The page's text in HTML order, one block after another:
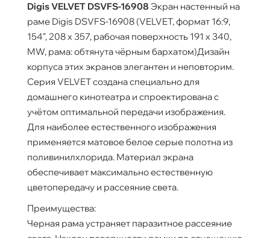
Digis VELVET DSVFS-16908 Экран настенный на
раме Digis DSVFS-16908 (VELVET, формат 16:9,
154", 208 х 357, рабочая поверхность 191 х 340,
MW, рама: обтянута чёрным бархатом)Дизайн
корпуса этих экранов элегантен и неповторим.
Серия VELVET создана специально для
домашнего кинотеатра и спроектирована с
учётом оптимальной передачи изображения.
Для наиболее естественного изображения
применяется матовое белое серые полотна из
поливинилхлорида. Материал экрана
обеспечивает максимально естественную
цветопередачу и рассеяние света.
Преимущества:
Черная рама устраняет паразитное рассеяние